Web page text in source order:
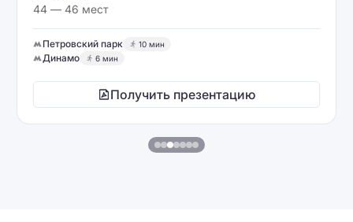
44 — 46 мест
Петровский парк 10 мин
Динамо 6 мин
Получить презентацию